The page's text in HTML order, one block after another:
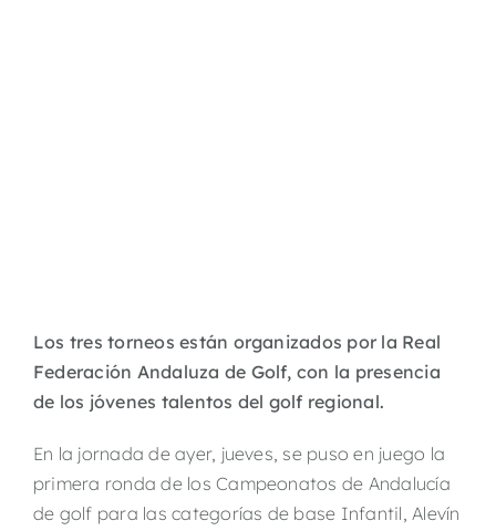
Los tres torneos están organizados por la Real
Federación Andaluza de Golf, con la presencia
de los jóvenes talentos del golf regional.
En la jornada de ayer, jueves, se puso en juego la
primera ronda de los Campeonatos de Andalucía
de golf para las categorías de base Infantil, Alevín